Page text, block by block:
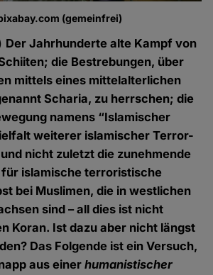
(gemeinfrei)
Der Jahrhunderte alte Kampf von
die Bestrebungen, über
mittels eines mittelalterlichen
Scharia, zu herrschen; die
namens “Islamischer
weiterer islamischer Terror-
nicht zuletzt die zunehmende
islamische terroristische
bei Muslimen, die in westlichen
sind – all dies ist nicht
Koran. Ist dazu aber nicht längst
Das Folgende ist ein Versuch,
aus einerhumanistischer